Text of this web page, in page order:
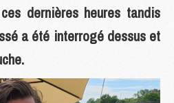
dernières heures tandis
a été interrogé dessus et